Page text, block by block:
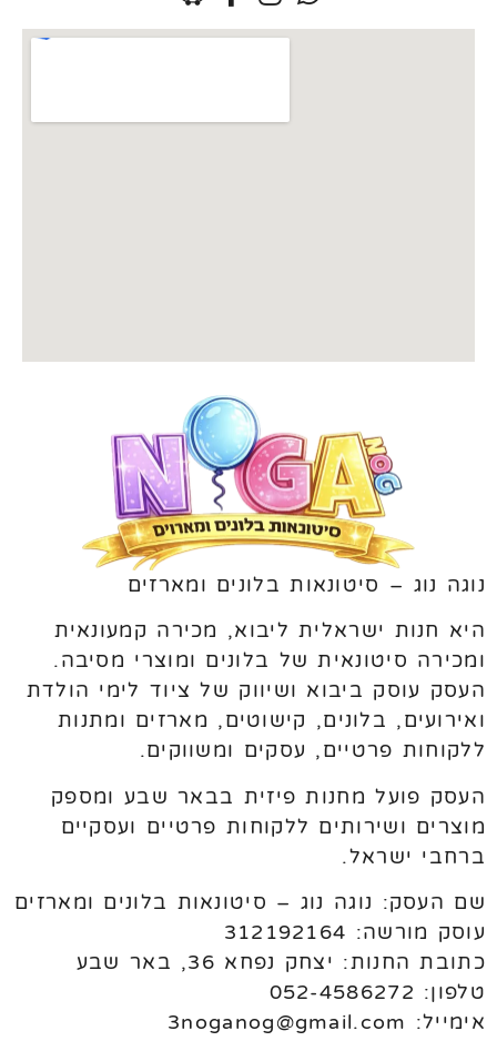
נוגה נוג – סיטונאות בלונים ומארזים
היא חנות ישראלית ליבוא, מכירה קמעונאית
ומכירה סיטונאית של בלונים ומוצרי מסיבה.
העסק עוסק ביבוא ושיווק של ציוד לימי הולדת
ואירועים, בלונים, קישוטים, מארזים ומתנות
ללקוחות פרטיים, עסקים ומשווקים.
העסק פועל מחנות פיזית בבאר שבע ומספק
מוצרים ושירותים ללקוחות פרטיים ועסקיים
ברחבי ישראל.
שם העסק: נוגה נוג – סיטונאות בלונים ומארזים
עוסק מורשה: 312192164
כתובת החנות: יצחק נפחא 36, באר שבע
טלפון: 052-4586272
אימייל: 3noganog@gmail.com